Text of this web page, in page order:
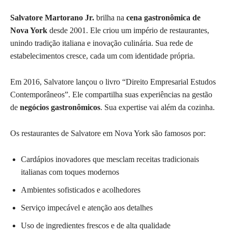
Salvatore Martorano Jr. brilha na cena gastronômica de
Nova York desde 2001. Ele criou um império de restaurantes,
unindo tradição italiana e inovação culinária. Sua rede de
estabelecimentos cresce, cada um com identidade própria.
Em 2016, Salvatore lançou o livro “Direito Empresarial Estudos
Contemporâneos”. Ele compartilha suas experiências na gestão
de negócios gastronômicos. Sua expertise vai além da cozinha.
Os restaurantes de Salvatore em Nova York são famosos por:
Cardápios inovadores que mesclam receitas tradicionais
italianas com toques modernos
Ambientes sofisticados e acolhedores
Serviço impecável e atenção aos detalhes
Uso de ingredientes frescos e de alta qualidade